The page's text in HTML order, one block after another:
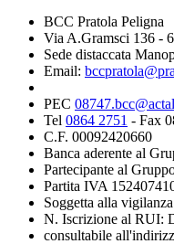
BCC Pratola Peligna
Via A.Gramsci 136 -
Sede distaccata
Email:
PEC
Tel 0864 2751 - Fax
C.F. 00092420660
Banca aderente al
Partecipante al
Partita IVA
Soggetta alla
N. Iscrizione al RUI:
consultabile